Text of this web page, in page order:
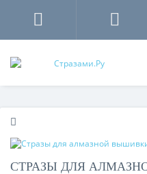
СТРАЗЫ ДЛЯ